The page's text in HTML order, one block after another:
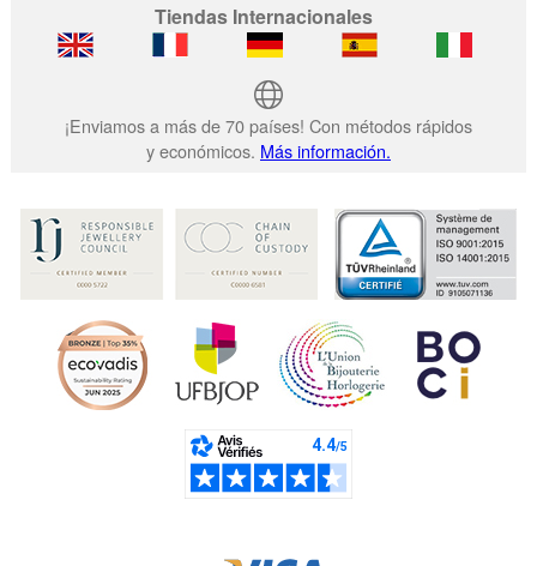
Tiendas Internacionales
¡Enviamos a más de 70 países! Con métodos rápidos
y económicos. Más información.